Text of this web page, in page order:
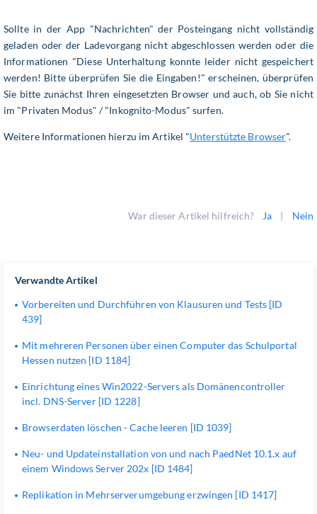
Sollte in der App "Nachrichten" der Posteingang nicht vollständig
geladen oder der Ladevorgang nicht abgeschlossen werden oder die
Informationen "Diese Unterhaltung konnte leider nicht gespeichert
werden! Bitte überprüfen Sie die Eingaben!" erscheinen, überprüfen
Sie bitte zunächst Ihren eingesetzten Browser und auch, ob Sie nicht
im "Privaten Modus" / "Inkognito-Modus" surfen.
Weitere Informationen hierzu im Artikel "Unterstützte Browser".
War dieser Artikel hilfreich? Ja | Nein
Verwandte Artikel
Vorbereiten und Durchführen von Klausuren und Tests [ID
439]
Mit mehreren Personen über einen Computer das Schulportal
Hessen nutzen [ID 1184]
Einrichtung eines Win2022-Servers als Domänencontroller
incl. DNS-Server [ID 1228]
Browserdaten löschen - Cache leeren [ID 1039]
Neu- und Updateinstallation von und nach PaedNet 10.1.x auf
einem Windows Server 202x [ID 1484]
Replikation in Mehrserverumgebung erzwingen [ID 1417]